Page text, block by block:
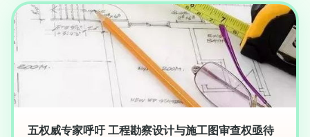
五权威专家呼吁 工程勘察设计与施工图审查权亟待